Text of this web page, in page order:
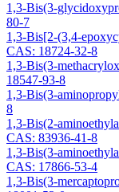
1,3-Bis(3-
80-7
1,3-Bis[2-(3,4-
CAS: 18724-32-8
1,3-Bis(3-
18547-93-8
1,3-Bis(3-
8
1,3-Bis(2-
CAS: 83936-41-8
1,3-Bis(3-
CAS: 17866-53-4
1,3-Bis(3-